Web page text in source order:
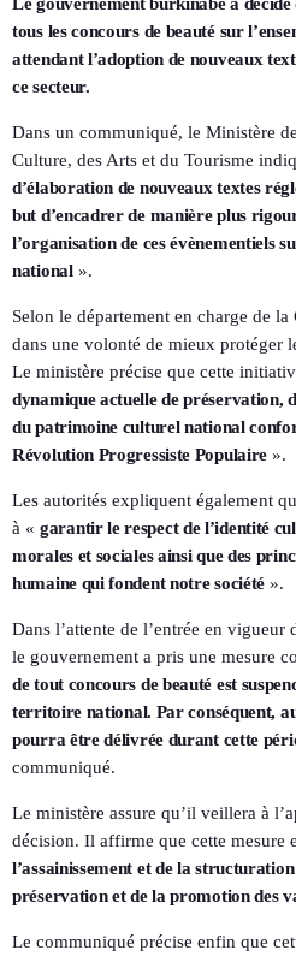
Le gouvernement burkinabè a décidé
tous les concours de beauté sur
attendant l’adoption de nouveaux
ce secteur.
Dans un communiqué, le Ministère
Culture, des Arts et du Tourisme
d’élaboration de nouveaux textes
but d’encadrer de manière plus
l’organisation de ces évènementiels
national».
Selon le département en charge de
dans une volonté de mieux protéger
Le ministère précise que cette
dynamique actuelle de préservation,
du patrimoine culturel national
Révolution Progressiste Populaire ».
Les autorités expliquent également
à « garantir le respect de l’identité
morales et sociales ainsi que des
humaine qui fondent notre société ».
Dans l’attente de l’entrée en
le gouvernement a pris une mesure
de tout concours de beauté est
territoire national. Par conséquent,
pourra être délivrée durant cette
communiqué.
Le ministère assure qu’il veillera à
décision. Il affirme que cette mesure
l’assainissement et de la
préservation et de la promotion des
Le communiqué précise enfin que